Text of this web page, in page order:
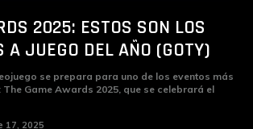
2025: ESTOS SON LOS
A JUEGO DEL AÑO (GOTY)
se prepara para uno de los eventos más
Game Awards 2025, que se celebrará el
17, 2025